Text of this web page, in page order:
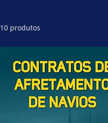
10 produtos